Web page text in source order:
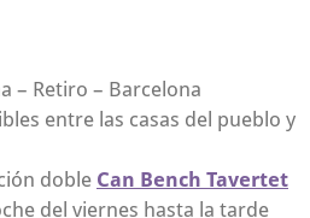
– Retiro – Barcelona
entre las casas del pueblo y
doble Can Bench Tavertet
del viernes hasta la tarde